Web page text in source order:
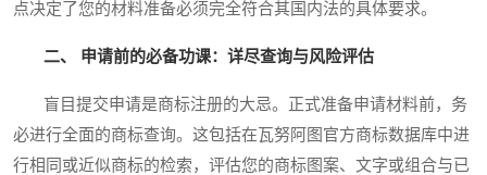
点决定了您的材料准备必须完全符合其国内法的具体要求。
二、 申请前的必备功课：详尽查询与风险评估
盲目提交申请是商标注册的大忌。正式准备申请材料前，务
必进行全面的商标查询。这包括在瓦努阿图官方商标数据库中进
行相同或近似商标的检索，评估您的商标图案、文字或组合与已